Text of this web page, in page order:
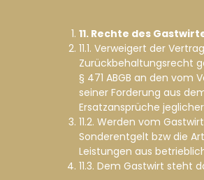
11. Rechte des
11.1. Verweigert der
Zurückbehaltungsrecht
§ 471 ABGB an den
seiner Forderung aus
Ersatzansprüche
11.2. Werden vom
Sonderentgelt bzw die
Leistungen aus
11.3. Dem Gastwirt steht